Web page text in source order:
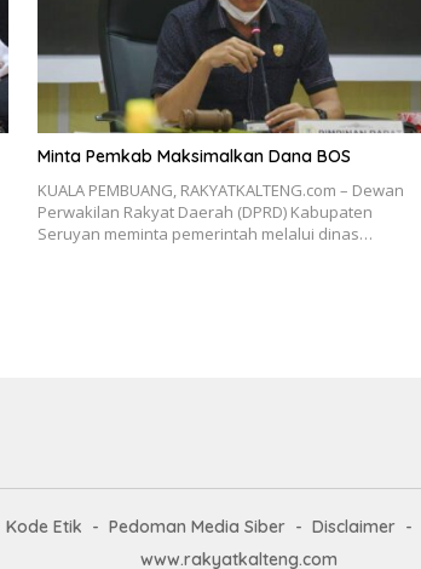
Minta Pemkab Maksimalkan Dana BOS
KUALA PEMBUANG, RAKYATKALTENG.com – Dewan
Perwakilan Rakyat Daerah (DPRD) Kabupaten
Seruyan meminta pemerintah melalui dinas…
Kode Etik Pedoman Media Siber Disclaimer
www.rakyatkalteng.com